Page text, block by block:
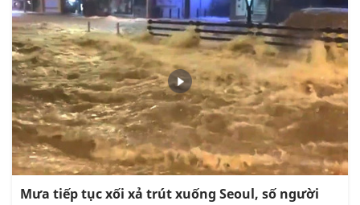
Mưa tiếp tục xối xả trút xuống Seoul, số người